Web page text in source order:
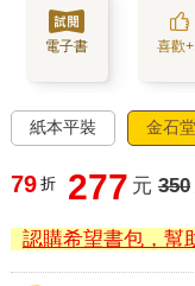
電子書 喜歡
紙本平裝 金石
79 折 277 元 350
認購希望書包，幫